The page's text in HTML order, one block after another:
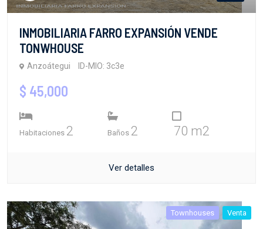
INMOBILIARIA FARRO EXPANSIÓN VENDE
TONWHOUSE
Anzoátegui ID-MIO: 3c3e
$ 45,000
Habitaciones 2 Baños 2 70 m2
Ver detalles
Townhouses Venta